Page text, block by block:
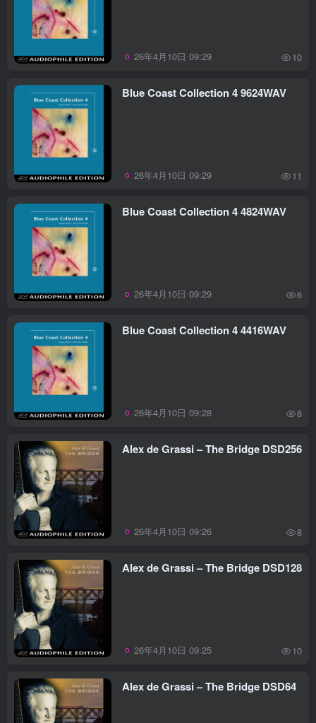
26年4月10日 09:29 10
Blue Coast Collection 4 9624WAV
26年4月10日 09:29 11
Blue Coast Collection 4 4824WAV
26年4月10日 09:29 6
Blue Coast Collection 4 4416WAV
26年4月10日 09:28 8
Alex de Grassi – The Bridge DSD256
26年4月10日 09:26 8
Alex de Grassi – The Bridge DSD128
26年4月10日 09:25 10
Alex de Grassi – The Bridge DSD64